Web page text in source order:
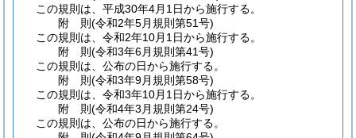
この規則は、平成30年4月1日から施行する。
附 則(令和2年5月規則第51号)
この規則は、令和2年10月1日から施行する。
附 則(令和3年6月規則第41号)
この規則は、公布の日から施行する。
附 則(令和3年9月規則第58号)
この規則は、令和3年10月1日から施行する。
附 則(令和4年3月規則第24号)
この規則は、公布の日から施行する。